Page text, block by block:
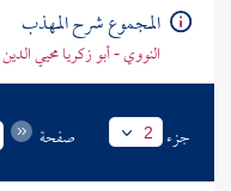
المجموع شرح المهذب
النووي - أبو زكريا محيي
جزء 2 صفحة